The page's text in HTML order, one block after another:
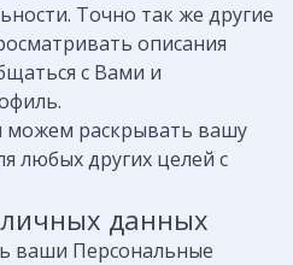
Точно так же другие
описания
с Вами и
можем раскрывать вашу
любых других целей с
данных
ваши Персональные